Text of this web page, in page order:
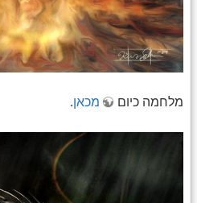
מלחמה כיום מכאן.